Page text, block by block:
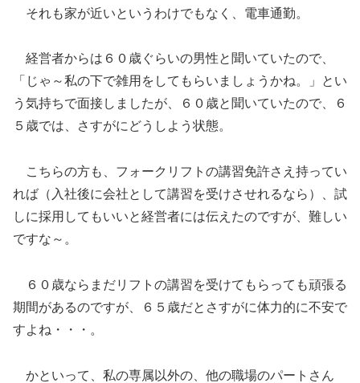
それも家が近いというわけでもなく、電車通勤。
経営者からは６０歳ぐらいの男性と聞いていたので、
「じゃ～私の下で雑用をしてもらいましょうかね。」とい
う気持ちで面接しましたが、６０歳と聞いていたので、６
５歳では、さすがにどうしよう状態。
こちらの方も、フォークリフトの講習免許さえ持ってい
れば（入社後に会社として講習を受けさせれるなら）、試
しに採用してもいいと経営者には伝えたのですが、難しい
ですな～。
６０歳ならまだリフトの講習を受けてもらっても頑張る
期間があるのですが、６５歳だとさすがに体力的に不安で
すよね・・・。
かといって、私の専属以外の、他の職場のパートさん